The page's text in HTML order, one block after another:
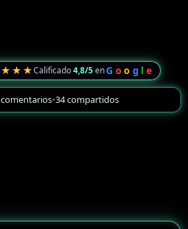
Calificado4,8/5enG o o g l e
comentarios•34 compartidos